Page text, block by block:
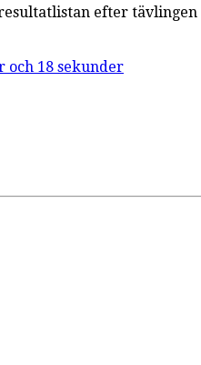
efter
och 18 sekunder